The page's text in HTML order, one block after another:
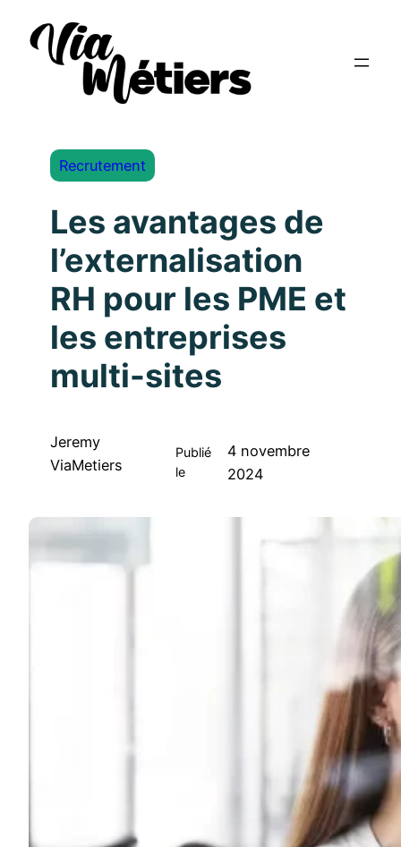
Recrutement
Les avantages de
l’externalisation
RH pour les PME et
les entreprises
multi-sites
Jeremy
ViaMetiers
Publié
le
4 novembre
2024